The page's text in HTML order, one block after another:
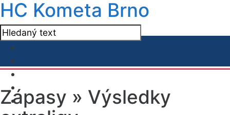
HC Kometa Brno
Zápasy » Výsledky